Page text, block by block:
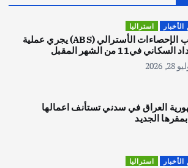
اصبح بطلاً لأستراليا بلعبة كمال الاجسام
يوليو 30, 2026
يوليو 30, 2026
استراليا
مكتب الإحصاءات الأسترالي (ABS) يجري عملية
السكاني في11 من الشهر المقبل
2026
العراق في سدني تستأنف اعمالها
الجديد
استراليا